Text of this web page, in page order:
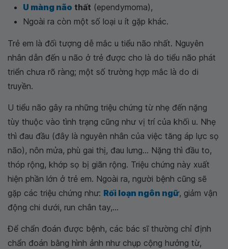
U màng não thất (ependymoma),
Ngoài ra còn một số loại u ít gặp khác.
Trẻ em là đối tượng dễ mắc u tiểu não nhất. Nguyên
nhân dẫn đến u não ở trẻ được cho là do tiểu não phát
triển chưa rõ ràng; một số trường hợp mắc là do di
truyền.
U tiểu não gây ra những triệu chứng từ nhẹ đến nặng
tùy thuộc vào tình trạng cũng như vị trí của khối u. Nhẹ
thì đau đầu (đây là nguyên nhân của việc tăng áp lực sọ
não), nôn mửa, phù gai thị, đau lưng... Nặng thì đầu to,
thóp rộng, khớp sọ bị giãn rộng. Triệu chứng này xuất
hiện phần lớn ở trẻ em. Ngoài ra, người bệnh cũng sẽ
gặp các triệu chứng như: Rối loạn ngôn ngữ, giảm vận
động chi dưới, run chân tay,...
Để chẩn đoán được bệnh, các bác sĩ thường chỉ định
chẩn đoán bằng hình ảnh như chụp cộng hưởng từ,